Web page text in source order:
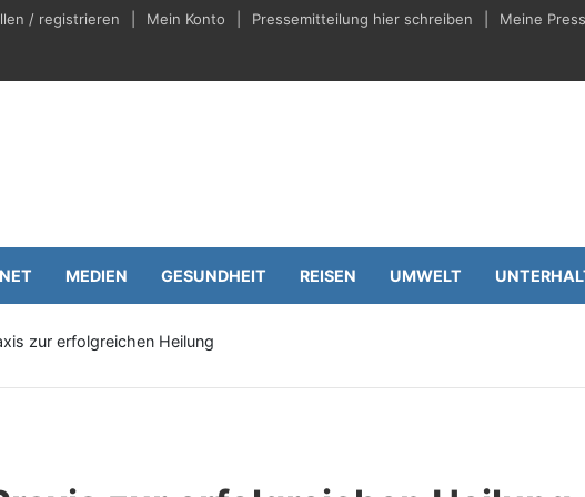
/ registrieren Mein Konto Pressemitteilung hier schreiben Meine
MEDIEN GESUNDHEIT REISEN UMWELT
zur erfolgreichen Heilung